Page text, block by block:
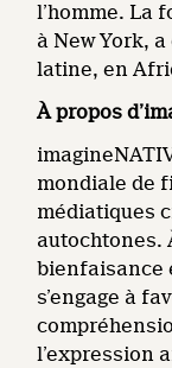
l’homme. La
à New York,
latine, en
À propos
mondiale de
médiatiques
autochtones.
bienfaisance
s’engage à
l’expression